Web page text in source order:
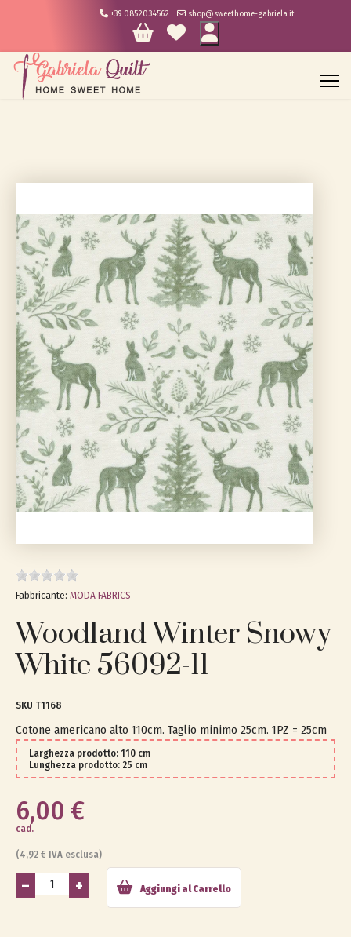
+39 0852034562 shop@sweethome-gabriela.it
Fabbricante: MODA FABRICS
Woodland Winter Snowy
White 56092-11
T1168
Cotone americano alto 110cm. Taglio minimo 25cm. 1PZ = 25cm
Larghezza prodotto: 110 cm
Lunghezza prodotto: 25 cm
6,00 €
(4,92 € IVA esclusa)
cad.
– + Aggiungi al Carrello